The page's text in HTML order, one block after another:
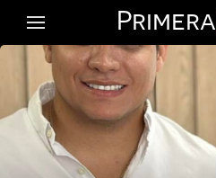
Primera